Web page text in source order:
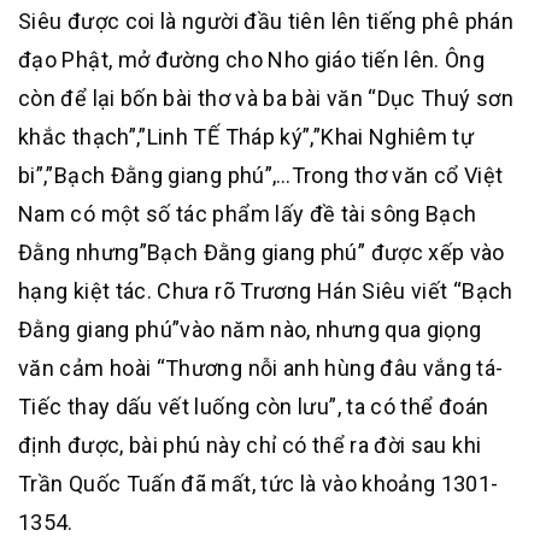
Siêu được coi là người đầu tiên lên tiếng phê phán
đạo Phật, mở đường cho Nho giáo tiến lên. Ông
còn để lại bốn bài thơ và ba bài văn “Dục Thuý sơn
khắc thạch”,”Linh TẾ Tháp ký”,”Khai Nghiêm tự
bi”,”Bạch Đằng giang phú”,…Trong thơ văn cổ Việt
Nam có một số tác phẩm lấy đề tài sông Bạch
Đằng nhưng”Bạch Đằng giang phú” được xếp vào
hạng kiệt tác. Chưa rõ Trương Hán Siêu viết “Bạch
Đằng giang phú”vào năm nào, nhưng qua giọng
văn cảm hoài “Thương nỗi anh hùng đâu vắng tá-
Tiếc thay dấu vết luống còn lưu”, ta có thể đoán
định được, bài phú này chỉ có thể ra đời sau khi
Trần Quốc Tuấn đã mất, tức là vào khoảng 1301-
1354.